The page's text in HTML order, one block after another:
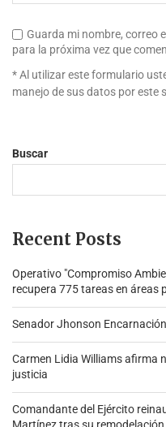
Guarda mi nombre, correo
para la próxima vez que
* Al utilizar este formulario
manejo de sus datos por este
Buscar
Recent Posts
Operativo "Compromiso
recupera 775 tareas en áreas
Senador Jhonson
Carmen Lidia Williams afirma
justicia
Comandante del Ejército